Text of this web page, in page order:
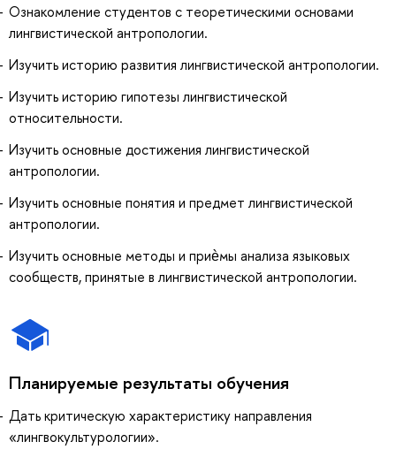
Ознакомление студентов с теоретическими основами
лингвистической антропологии.
Изучить историю развития лингвистической антропологии.
Изучить историю гипотезы лингвистической
относительности.
Изучить основные достижения лингвистической
антропологии.
Изучить основные понятия и предмет лингвистической
антропологии.
Изучить основные методы и приѐмы анализа языковых
сообществ, принятые в лингвистической антропологии.
Планируемые результаты обучения
Дать критическую характеристику направления
«лингвокультурологии».